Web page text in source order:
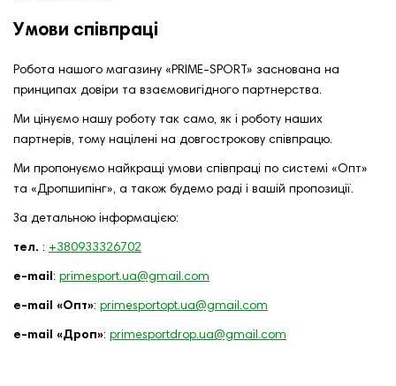
Умови співпраці
Робота нашого магазину «PRIME-SPORT» заснована на
принципах довіри та взаємовигідного партнерства.
Ми цінуємо нашу роботу так само, як і роботу наших
партнерів, тому націлені на довгострокову співпрацю.
Ми пропонуємо найкращі умови співпраці по системі «Опт»
та «Дропшипінг», а також будемо раді і вашій пропозиції.
За детальною інформацією:
тел. : +380933326702
е-mail: primesport.ua@gmail.com
е-mail «Опт»: primesportopt.ua@gmail.com
е-mail «Дроп»: primesportdrop.ua@gmail.com